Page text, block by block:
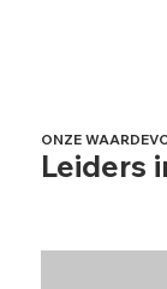
ONZE
Leiders